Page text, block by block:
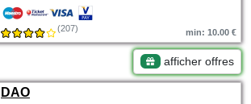
(207) min: 10.00 €
afficher offres
DAO